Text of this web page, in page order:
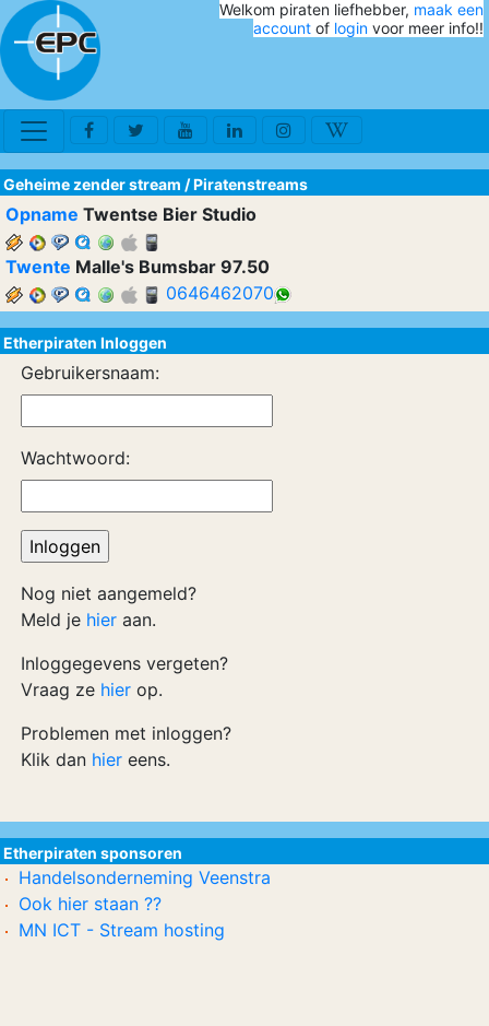
Welkom piraten liefhebber, maak een
account of login voor meer info!!
Geheime zender stream /Piratenstreams
Opname Twentse Bier Studio
Twente Malle's Bumsbar 97.50
0646462070
Etherpiraten Inloggen
Gebruikersnaam:
Wachtwoord:
Nog niet aangemeld?
Meld je hier aan.
Inloggegevens vergeten?
Vraag ze hier op.
Problemen met inloggen?
Klik dan hier eens.
Etherpiraten sponsoren
Handelsonderneming Veenstra
Ook hier staan ??
MN ICT - Stream hosting